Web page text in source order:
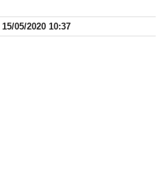
15/05/2020 10:37